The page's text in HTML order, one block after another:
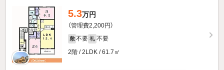
5.3万円
（管理費2,200円）
敷 不要 礼 不要
2階 / 2LDK / 61.7㎡